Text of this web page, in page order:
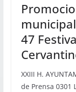
47
XXIII H.
de Prensa 0301